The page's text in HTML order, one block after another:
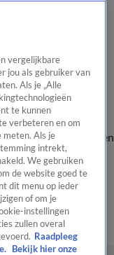
gezichten
In de
Kijkersvraag insturen
ShopUitzending
vergelijkbare
jou als gebruiker van
Als je „Alle
te kunnen
verbeteren en om
meten. Als je
intrekt,
We gebruiken
de website goed te
dit menu op ieder
of om je
instellingen
zullen overal
Raadpleeg
Bekijk hier onze